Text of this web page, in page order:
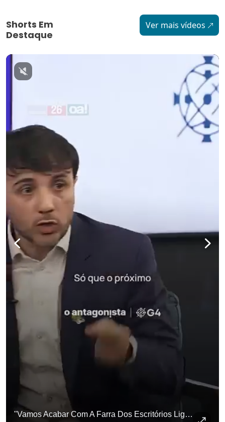
Shorts Em
Destaque
Ver mais vídeos
"Vamos Acabar Com A Farra Dos Escritórios Ligados Aos Ministros Do STF"